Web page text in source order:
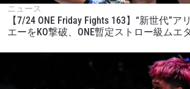
ニュース
【7/24 ONE Friday Fights 163】“新世代”
エーをKO撃破、ONE暫定ストロー級ムエ